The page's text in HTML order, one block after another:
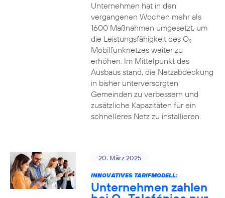
Unternehmen hat in den
vergangenen Wochen mehr als
1600 Maßnahmen umgesetzt, um
die Leistungsfähigkeit des O2
Mobilfunknetzes weiter zu
erhöhen. Im Mittelpunkt des
Ausbaus stand, die Netzabdeckung
in bisher unterversorgten
Gemeinden zu verbessern und
zusätzliche Kapazitäten für ein
schnelleres Netz zu installieren.
20. März 2025
INNOVATIVES TARIFMODELL:
Unternehmen zahlen